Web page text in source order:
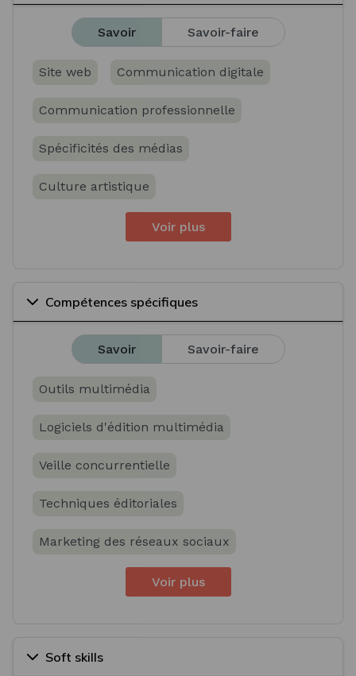
Savoir Savoir-faire
Site web Communication digitale
Communication professionnelle
Spécificités des médias
Culture artistique
Voir plus
Compétences spécifiques
Savoir Savoir-faire
Outils multimédia
Logiciels d'édition multimédia
Veille concurrentielle
Techniques éditoriales
Marketing des réseaux sociaux
Voir plus
Soft skills